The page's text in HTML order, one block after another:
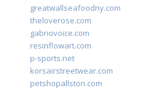
greatwallseafoodny.com
theloverose.com
gabriovoice.com
resinflowart.com
p-sports.net
korsairstreetwear.com
petshopallston.com